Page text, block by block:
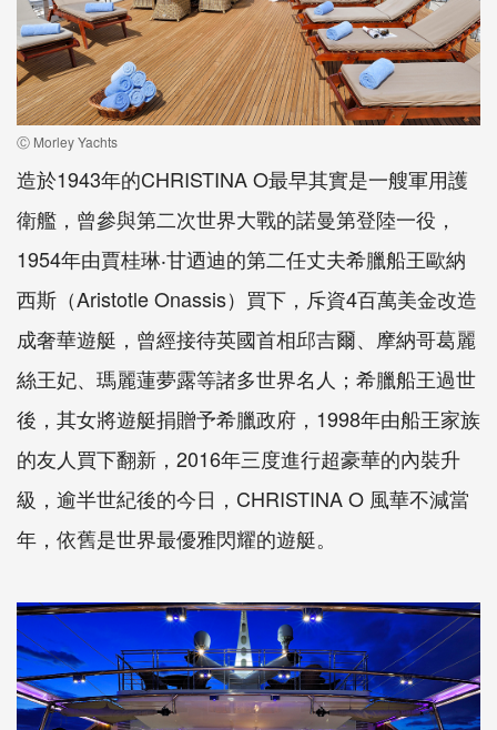
Ⓒ Morley Yachts
造於1943年的CHRISTINA O最早其實是一艘軍用護
衛艦，曾參與第二次世界大戰的諾曼第登陸一役，
1954年由賈桂琳‧甘迺迪的第二任丈夫希臘船王歐納
西斯（Aristotle Onassis）買下，斥資4百萬美金改造
成奢華遊艇，曾經接待英國首相邱吉爾、摩納哥葛麗
絲王妃、瑪麗蓮夢露等諸多世界名人；希臘船王過世
後，其女將遊艇捐贈予希臘政府，1998年由船王家族
的友人買下翻新，2016年三度進行超豪華的內裝升
級，逾半世紀後的今日，CHRISTINA O 風華不減當
年，依舊是世界最優雅閃耀的遊艇。